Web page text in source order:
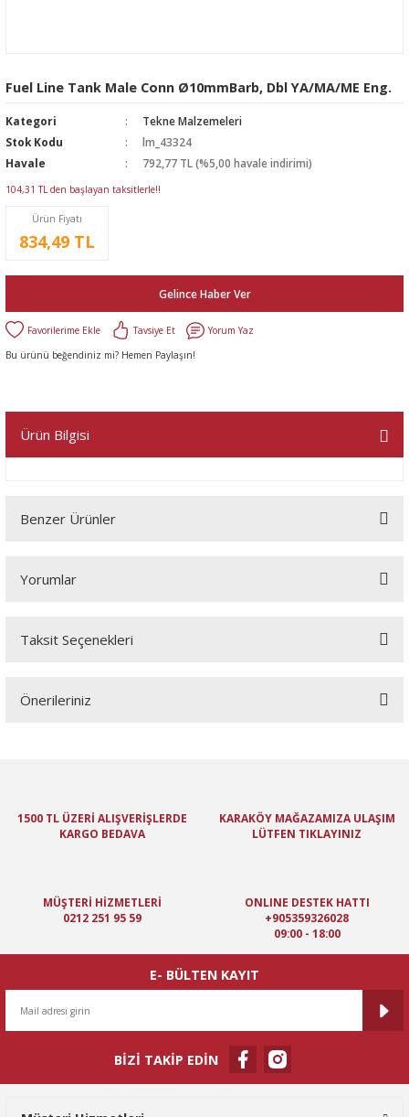
Fuel Line Tank Μale Conn Ø10mmBarb, Dbl YA/MA/ME Eng.
Kategori
Tekne Malzemeleri
Stok Kodu
lm_43324
Havale
792,77 TL (%5,00 havale indirimi)
104,31 TL den başlayan taksitlerle!!
Ürün Fiyatı
834,49 TL
Gelince Haber Ver
Tavsiye Et
Yorum Yaz
Bu ürünü beğendiniz mi? Hemen Paylaşın!
Ürün Bilgisi
Benzer Ürünler
Yorumlar
Taksit Seçenekleri
Önerileriniz
Ürün resmi kalitesiz, bozuk veya görüntülenemiyor.
Ürün bilgilerinde hatalar bulunuyor.
Ürün fiyatı diğer sitelerden daha pahalı.
Gönder
1500 TL ÜZERİ ALIŞVERİŞLERDE
KARGO BEDAVA
KARAKÖY MAĞAZAMIZA ULAŞIM
LÜTFEN TIKLAYINIZ
MÜŞTERİ HİZMETLERİ
0212 251 95 59
ONLINE DESTEK HATTI
+905359326028
09:00 - 18:00
E- BÜLTEN KAYIT
BİZİ TAKİP EDİN